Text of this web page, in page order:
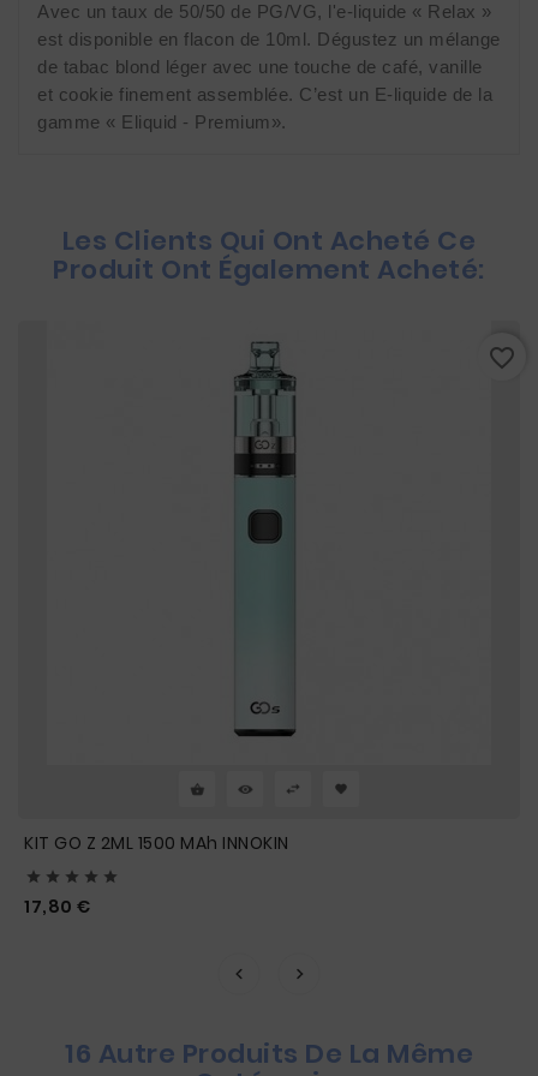
Avec un taux de 50/50 de PG/VG, l'e-liquide « Relax »
est disponible en flacon de 10ml. Dégustez un mélange
de tabac blond léger avec une touche de café, vanille
et cookie finement assemblée. C’est un E-liquide de la
gamme « Eliquid - Premium».
Les Clients Qui Ont Acheté Ce
Produit Ont Également Acheté:
KIT GO Z 2ML 1500 MAh INNOKIN
    
17,80 €
favorite_border
16 Autre Produits De La Même